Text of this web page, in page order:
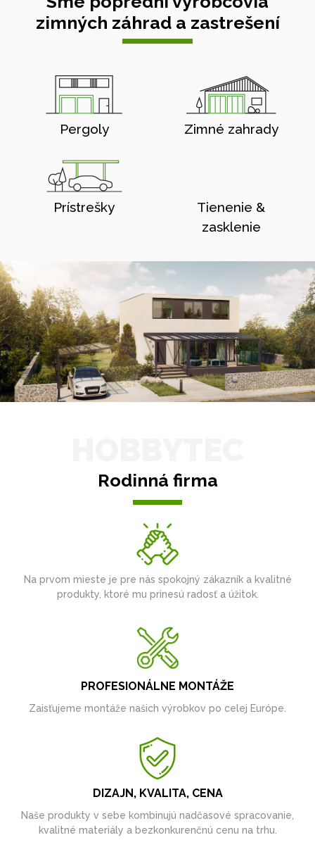
zimných záhrad a zastrešení
Pergoly Zimné zahrady
Prístrešky
Tienenie &
zasklenie
Rodinná firma
Na prvom mieste je pre nás spokojný zákazník a kvalitné
produkty, ktoré mu prinesú radosť a úžitok.
PROFESIONÁLNE MONTÁŽE
Zaisťujeme montáže našich výrobkov po celej Európe.
DIZAJN, KVALITA, CENA
Naše produkty v sebe kombinujú nadčasové spracovanie,
kvalitné materiály a bezkonkurenčnú cenu na trhu.